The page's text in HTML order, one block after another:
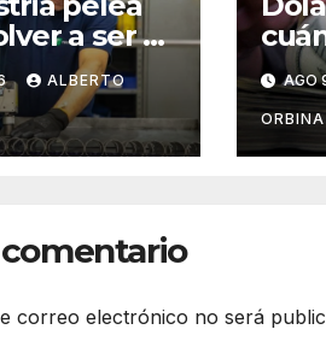
a ser y
ALBERTO AGO
ORBINA
correo electrónico no será